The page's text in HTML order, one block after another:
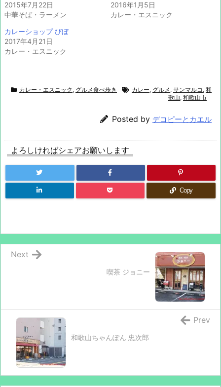
2015年7月22日
中華そば・ラーメン
2016年1月5日
カレー・エスニック
カレーショップ びぼ
2017年4月21日
カレー・エスニック
カレー・エスニック , グルメ食べ歩き カレー, グルメ , サンマルコ , 和
歌山, 和歌山市
Posted by デコピーとカエル
よろしければシェアお願いします
Copy
喫茶 ジョニー
Next
和歌山ちゃんぽん 忠次郎
Prev